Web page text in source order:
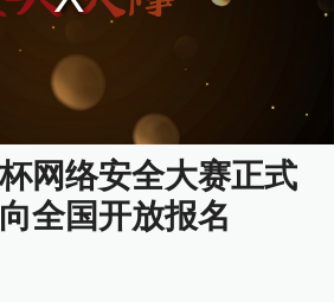
网络安全大赛正式
全国开放报名